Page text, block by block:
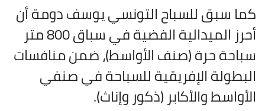
كما سبق للسباح التونسي يوسف دومة أن
أحرز الميدالية الفضية في سباق 800 متر
سباحة حرة (صنف الأواسط)، ضمن منافسات
البطولة الإفريقية للسباحة في صنفي
الأواسط والأكابر (ذكور وإناث).